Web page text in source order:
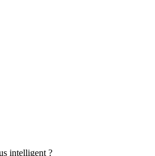
intelligent ?